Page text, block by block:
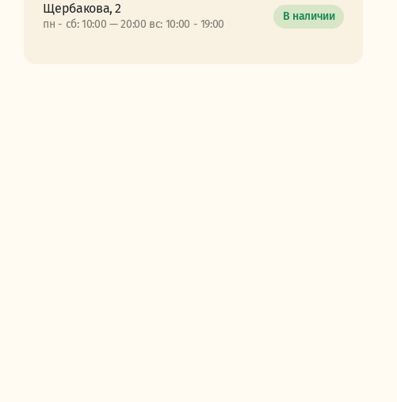
Щербакова, 2
пн - сб: 10:00 — 20:00 вс: 10:00 - 19:00
В наличии